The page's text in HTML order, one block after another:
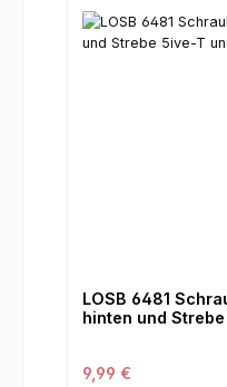
LOSB 6481
hinten und
Regulärer Preis:
9,99 €